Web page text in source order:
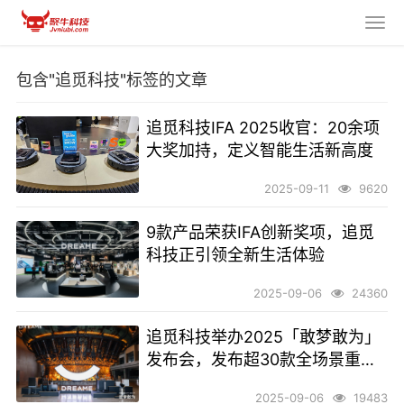
包含"追觅科技"标签的文章
追觅科技IFA 2025收官：20余项
大奖加持，定义智能生活新高度
2025-09-11 9620
9款产品荣获IFA创新奖项，追觅
科技正引领全新生活体验
2025-09-06 24360
追觅科技举办2025「敢梦敢为」
发布会，发布超30款全场景重磅
2025-09-06 19483